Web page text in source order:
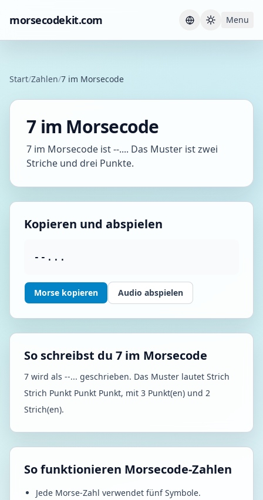
morsecodekit.com Current
Menu
Start/Zahlen/7 im Morsecode
7 im Morsecode
7 im Morsecode ist --.... Das Muster ist zwei
Striche und drei Punkte.
Kopieren und abspielen
--...
Morse kopieren Audio abspielen
So schreibst du 7 im Morsecode
7 wird als --... geschrieben. Das Muster lautet Strich
Strich Punkt Punkt Punkt, mit 3 Punkt(en) und 2
Strich(en).
So funktionieren Morsecode-Zahlen
Jede Morse-Zahl verwendet fünf Symbole.